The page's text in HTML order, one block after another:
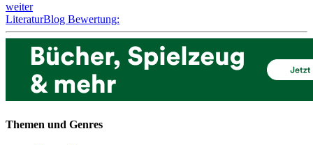
weiter
LiteraturBlog Bewertung:
Themen und Genres